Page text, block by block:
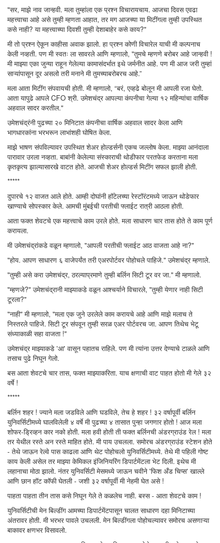
"सर, माझे नाव जान्हवी. मला तुम्हांला एक प्रश्न विचारायचाय. आजचा दिवस एवढा
महत्त्वाचा आहे असे तुम्ही म्हणता आहात, तर मग आजच्या या मिटींगला तुम्ही उपस्थित
कसे नाही? या महत्त्वाच्या दिवशी तुम्ही देशाबाहेर कसे काय?"
मी तो प्रश्न ऐकून काहीसा अवाक झालो. हा प्रश्न कोणी विचारेल याची मी कल्पनाच
केली नव्हती. पण मी स्वतः ला सावरले आणि म्हणालो, "तुमचे म्हणणे बरोबर आहे जान्हवी !
मी माझ्या एका जुन्या राहून गेलेल्या कामासंदर्भात इथे जर्मनीत आहे. पण मी आज जरी तुम्हां
साऱ्यांपासून दूर असलो तरी मनाने मी तुमच्याबरोबरच आहे.”
मला आता मिटींग संपवायची होती. मी म्हणालो, “बरं, एव्हढे बोलून मी आपली रजा घेतो.
आता यापुढे आपले CFO श्री. उमेशचंद्र आपल्या कंपनीचा गेल्या १२ महिन्यांचा वार्षिक
अहवाल सादर करतील."
उमेशचंद्रंनी पुढच्या २० मिनिटात कंपनीचा वार्षिक अहवाल सादर केला आणि
भागधारकांना भरभरून लाभांशही घोषित केला.
माझे भाषण संपविल्यावर उपस्थित शेअर होल्डर्सनी एकच जल्लोष केला. माझ्या आनंदाला
पारावार उरला नव्हता. बाबांनी केलेल्या संस्काराची थोडीफार परतफेड करताना मला
कृतकृत्य झाल्यासारखे वाटत होते. आजची शेअर होल्डर्स मिटींग सफल झाली होती.
*****
दुपारचे १२ वाजत आले होते. आम्ही दोघांनी हॉटेलच्या रेस्टॉरंटमध्ये जाऊन थोडेफार
खाण्याचे सोपस्कार केले. आमची मुंबईची परतीची फ्लाईट रात्री आठला होती.
आता फक्त शेवटचे एक महत्त्वाचे काम उरले होते. मला साधारण चार तास होते ते काम पूर्ण
करायला.
मी उमेशचंद्रांकडे वळून म्हणालो, "आपली परतीची फ्लाईट आठ वाजता आहे ना?"
"होय. आपण साधारण ६ वाजेपर्यंत तरी एअरपोर्टवर पोहोचले पाहिजे." उमेशचंद्र म्हणाले.
"तुम्ही असे करा उमेशचंद्र, ठरल्याप्रमाणे तुम्ही बर्लिन सिटी टूर वर जा." मी म्हणालो.
"म्हणजे?" उमेशचंद्रानी माझ्याकडे वळून आश्चर्याने विचारले, "तुम्ही येणार नाही सिटी
टूरला?"
"नाही" मी म्हणालो, "मला एक जुने उरलेले काम करायचे आहे आणि माझे मलाच ते
निस्तरले पाहिजे. सिटी टूर संपवून तुम्ही सरळ एअर पोर्टवरच जा. आपण तिथेच भेटू
संध्याकाळी सहा वाजता !"
उमेशचंद्र माझ्याकडे 'आ' वासून पहातच राहिले. पण मी त्यांना उत्तर देण्याचे टाळले आणि
तसाच पुढे निघून गेलो.
बस आता शेवटचे चार तास, फक्त माझ्याकरिता. याच क्षणाची वाट पाहत होतो मी गेले ३२
वर्षे !
*****
बर्लिन शहर ! ज्याने मला जडविले आणि घडविले, तेच हे शहर ! ३२ वर्षापूर्वी बर्लिन
युनिवर्सिटीमध्ये घालविलेली ४ वर्षे मी पुढच्या ४ तासात पुन्हा जगणार होतो ! आज मला
शोफर-ड्रिव्हन कार नको होती. मला हवी होती ती फक्त बर्लिनची अंडरग्राउंड रेल ! मला
तर येथील रस्ते अन रस्ते माहित होते. मी पाय उचलला. समोरच अंडरग्राउंड स्टेशन होते
- तेथे जाऊन रेल्वे पास काढला आणि थेट पोहोचलो युनिवर्सिटीमध्ये. तेथे मी पहिली गोष्ट
काय केली असेल तर माझ्या केमिकल इंजिनियरिंग डिपार्टमेंटला भेट दिली. इथेच मी
लहानाचा मोठा झालो. नंतर युनिवर्सिटी मेसमध्ये जाऊन चवीने 'फिश अँड चिप्स' खाल्ले
आणि छान हॉट कॉफी घेतली - जशी ३२ वर्षापूर्वी मी नेहमी घेत असे !
पाहता पाहता तीन तास कसे निघून गेले ते कळलेच नाही. बस्स - आता शेवटचे काम !
युनिवर्सिटीची मेन बिल्डींग आमच्या डिपार्टमेंटपासून चालत साधारण दहा मिनिटाच्या
अंतरावर होती. मी भरभर पावले उचलली. मेन बिल्डींगला पोहोचल्यावर समोरच असणाऱ्या
बाकावर क्षणभर विसावलो.